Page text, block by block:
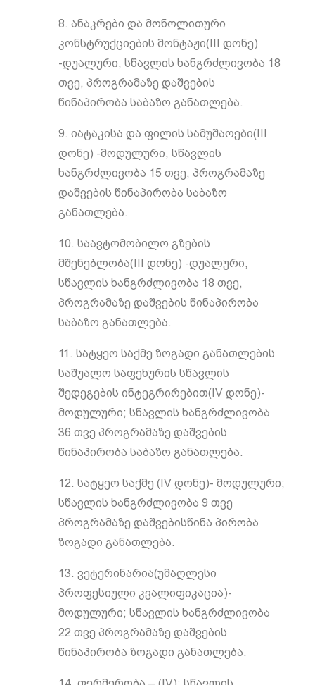
8. ანაკრები და მონოლითური
კონსტრუქციების მონტაჟი(III დონე)
-დუალური, სწავლის ხანგრძლივობა 18
თვე, პროგრამაზე დაშვების
წინაპირობა საბაზო განათლება.
9. იატაკისა და ფილის სამუშაოები(III
დონე) -მოდულური, სწავლის
ხანგრძლივობა 15 თვე, პროგრამაზე
დაშვების წინაპირობა საბაზო
განათლება.
10. საავტომობილო გზების
მშენებლობა(III დონე) -დუალური,
სწავლის ხანგრძლივობა 18 თვე,
პროგრამაზე დაშვების წინაპირობა
საბაზო განათლება.
11. სატყეო საქმე ზოგადი განათლების
საშუალო საფეხურის სწავლის
შედეგების ინტეგრირებით(IV დონე)-
მოდულური; სწავლის ხანგრძლივობა
36 თვე პროგრამაზე დაშვების
წინაპირობა საბაზო განათლება.
12. სატყეო საქმე (IV დონე)- მოდულური;
სწავლის ხანგრძლივობა 9 თვე
პროგრამაზე დაშვებისწინა პირობა
ზოგადი განათლება.
13. ვეტერინარია(უმაღლესი
პროფესიული კვალიფიკაცია)-
მოდულური; სწავლის ხანგრძლივობა
22 თვე პროგრამაზე დაშვების
წინაპირობა ზოგადი განათლება.